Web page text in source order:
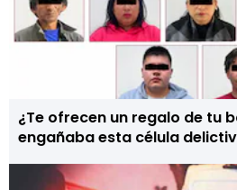
¿Te ofrecen un regalo de tu
engañaba esta célula